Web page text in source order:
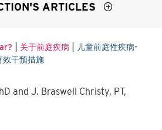
ARTICLES
关于前庭疾病
儿童前庭性疾病-
效干预措施
and J. Braswell Christy, PT,